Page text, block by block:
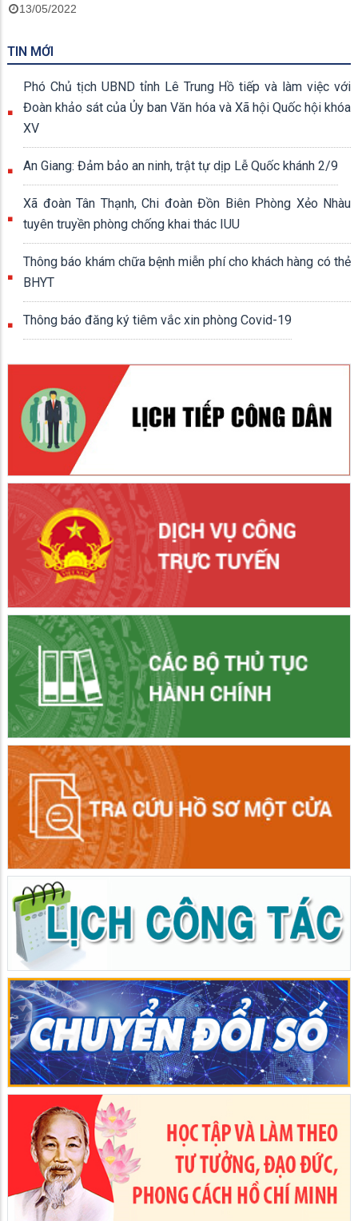
13/05/2022
TIN MỚI
Phó Chủ tịch UBND tỉnh Lê Trung Hồ tiếp và làm việc với
Đoàn khảo sát của Ủy ban Văn hóa và Xã hội Quốc hội khóa
XV
An Giang: Đảm bảo an ninh, trật tự dịp Lễ Quốc khánh 2/9
Xã đoàn Tân Thạnh, Chi đoàn Đồn Biên Phòng Xẻo Nhàu
tuyên truyền phòng chống khai thác IUU
Thông báo khám chữa bệnh miễn phí cho khách hàng có thẻ
BHYT
Thông báo đăng ký tiêm vắc xin phòng Covid-19